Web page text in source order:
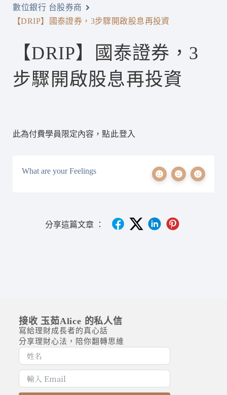
數位銀行 台股券商
【DRIP】國泰證券，3步驟開啟股息再投資
【DRIP】國泰證券，3
步驟開啟股息再投資
此為付費學員限定內容， 點此登入
What are your Feelings
分享這篇文章 ：
接收 玉茹Alice 的私人信
寫給理財成長者的真心話
分享理財心法，陪你翻轉思維